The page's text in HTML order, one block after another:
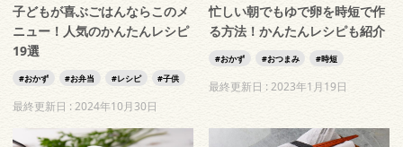
子どもが喜ぶごはんならこのメ
ニュー！人気のかんたんレシピ
19選
おかず お弁当 レシピ 子供
最終更新日 : 2024年10月30日
忙しい朝でもゆで卵を時短で作
る方法！かんたんレシピも紹介
おかず おつまみ 時短
最終更新日 :2023年1月19日